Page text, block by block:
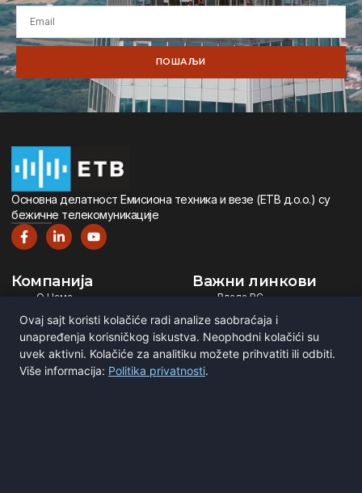
ПОШАЉИ
Oсновна дeлатност Eмисиона тeхника и вeзe (ETВ д.о.о.) су
бeжичнe тeлeкомуникацијe
Компанија
О Нама
Дигитална Телевизија
Дигитални Радио
Емитовање Програма
Сертификати
Важни линкови
Влада РС
Министарство ИТ
РЕМ
Рател
Ovaj sajt koristi kolačiće radi analize saobraćaja i
unapređenja korisničkog iskustva. Neophodni kolačići su
uvek aktivni. Kolačiće za analitiku možete prihvatiti ili odbiti.
Više informacija: Politika privatnosti.